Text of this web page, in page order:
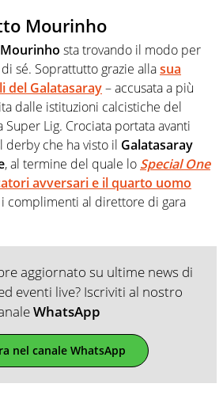
Mourinho
Mourinho sta trovando il modo per
sé. Soprattutto grazie allasua
del Galatasaray– accusata a più
dalle istituzioni calcistiche del
Super Lig. Crociata portata avanti
derby che ha visto il Galatasaray
, al termine del quale lo Special One
avversari e il quarto uomo
complimenti al direttore di gara
aggiornato su ultime news di
eventi live? Iscriviti al nostro
WhatsApp
nel canale WhatsApp